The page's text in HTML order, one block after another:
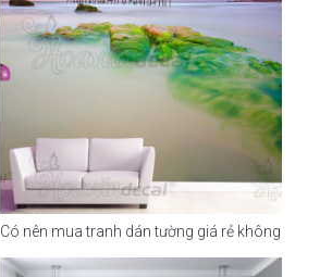
Có nên mua tranh dán tường giá rẻ không